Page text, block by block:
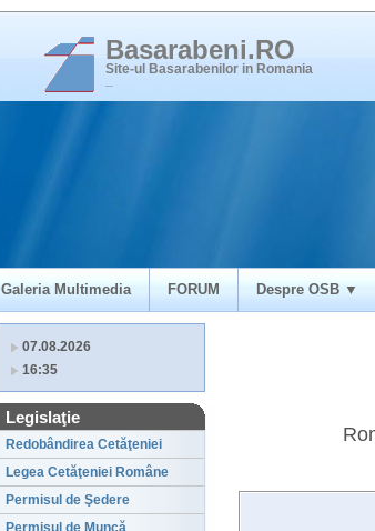
Basarabeni.RO
Site-ul Basarabenilor in Romania
Galeria Multimedia FORUM Despre OSB ▼
07.08.2026
16:35
Legislaţie
Redobândirea Cetăţeniei
Legea Cetăţeniei Române
Permisul de Şedere